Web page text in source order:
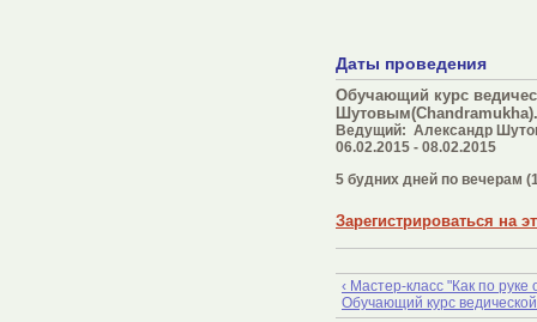
Даты проведения
Обучающий курс
Ведущий: Александр
06.02.2015 - 08.02.2015
5 будних дней по вечерам
Зарегистрироваться на
‹ Мастер-класс "Как по
Обучающий курс